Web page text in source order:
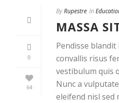
0
64
ByRupestre In
MASSA
Pendisse
convallis risus
vestibulum quis
Nunc a
eleifend nisl sed